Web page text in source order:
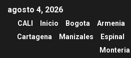
agosto 4, 2026
CALI Inicio Bogota Armenia
Cartagena
Manizales Espinal
Monteria